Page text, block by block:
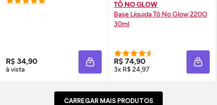
R$ 34,90
à vista ADICIONAR À SACOLA
TÔ NO GLOW
Base Líquida Tô NoGlow220O
30ml
R$ 74,90
3x R$ 24,97
CARREGAR MAIS PRODUTOS